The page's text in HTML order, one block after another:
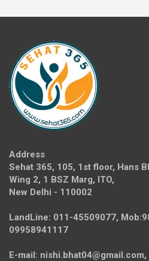
Address
Sehat 365, 105, 1st floor, Hans
Wing 2, 1 BSZ Marg, ITO,
New Delhi - 110002
LandLine: 011-45509077,
09958941117
E-mail: nishi.bhat04@gmail.com,